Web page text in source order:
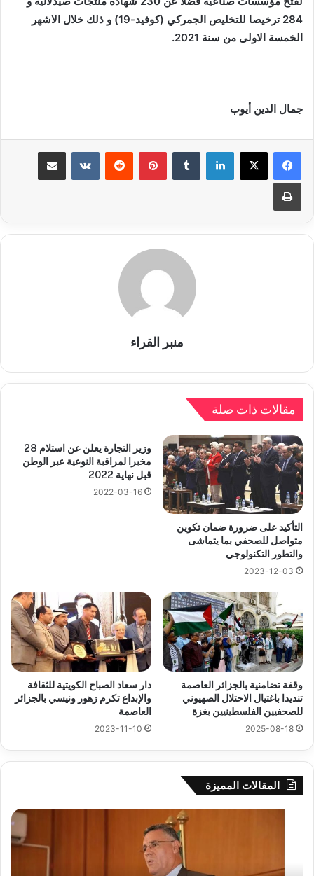
284 ترخيصا للتخليص الجمركي (كوفيد-19) و ذلك خلال الاشهر
الخمسة الاولى من سنة 2021.
جمال الدين أيوب
لينكدإن بينتيريست
طباعة
منبر القراء
مقالات ذات صلة
التأكيد على ضرورة ضمان تكوين
متواصل للصحفي بما يتماشى
والتطور التكنولوجي
2023-12-03
وزير التجارة يعلن عن استلام 28
مخبرا لمراقبة النوعية عبر الوطن
قبل نهاية 2022
2022-03-16
وقفة تضامنية بالجزائر العاصمة
تنديدا باغتيال الاحتلال الصهيوني
للصحفيين الفلسطينيين بغزة
2025-08-18
دار سعاد الصباح الكويتية للثقافة
والإبداع تكرم زهور ونيسي بالجزائر
العاصمة
2023-11-10
المقالات المميزة